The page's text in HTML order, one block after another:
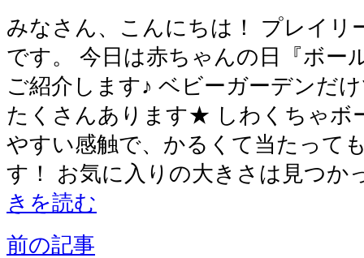
みなさん、こんにちは！ プレイリ
です。 今日は赤ちゃんの日『ボー
ご紹介します♪ ベビーガーデンだ
たくさんあります★ しわくちゃボ
やすい感触で、かるくて当たって
す！ お気に入りの大きさは見つ
きを読む
前の記事